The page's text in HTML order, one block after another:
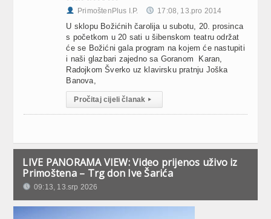
PrimoštenPlus I.P. 17:08, 13.pro 2014
U sklopu Božićnih čarolija u subotu, 20. prosinca
s početkom u 20 sati u šibenskom teatru održat
će se Božićni gala program na kojem će nastupiti
i naši glazbari zajedno sa Goranom Karan,
Radojkom Šverko uz klavirsku pratnju Joška
Banova,
Pročitaj cijeli članak ▸
LIVE PANORAMA VIEW: Video prijenos uživo iz
Primoštena – Trg don Ive Šarića
09:13, 13.srp 2026